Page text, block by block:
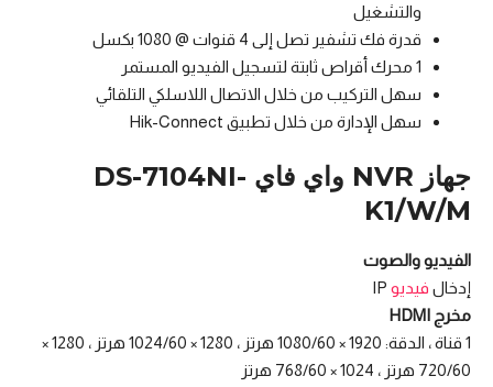
والتشغيل
قدرة فك تشفير تصل إلى 4 قنوات @ 1080 بكسل
1 محرك أقراص ثابتة لتسجيل الفيديو المستمر
سهل التركيب من خلال الاتصال اللاسلكي التلقائي
سهل الإدارة من خلال تطبيق Hik-Connect
جهاز NVR واي فاي DS-7104NI-
K1/W/M
الفيديو والصوت
إدخال فيديو
مخرج HDMI
1 قناة ، الدقة: 1920 × 1080/60 هرتز ، 1280 × 1024/60 هرتز ، 1280 ×
720/60 هرتز ، 1024 × 768/60 هرتز